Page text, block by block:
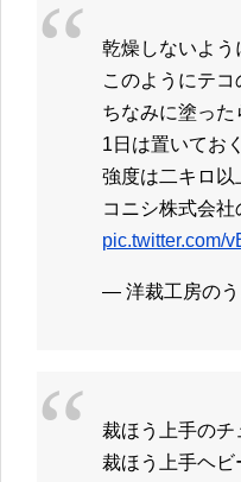
乾燥しないよ
このようにテ
ちなみに塗っ
1日は置いてお
強度は二キロ以
コニシ株式会
pic.twitter.com/
— 洋裁工房の
裁ほう上手の
裁ほう上手ヘ